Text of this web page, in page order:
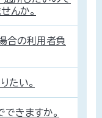
んか。
合の利用者負
たい。
きますか。